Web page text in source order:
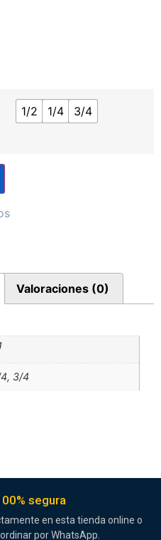
1/2 1/4 3/4
Valoraciones (0)
3/4
segura
en esta tienda online o
por WhatsApp.